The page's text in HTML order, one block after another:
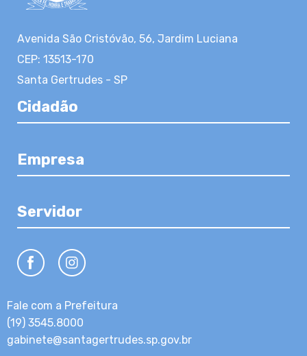
Avenida São Cristóvão, 56, Jardim Luciana
CEP: 13513-170
Santa Gertrudes - SP
Cidadão
Empresa
Servidor
Fale com a Prefeitura
(19) 3545.8000
gabinete@santagertrudes.sp.gov.br